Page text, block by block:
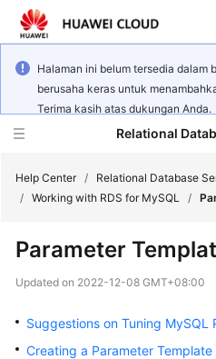
Halaman ini belum tersedia dalam
berusaha keras untuk
Terima kasih atas dukungan Anda.
Relational
Service
Billing
Help Center / Relational Database
/ Working with RDS for MySQL /
Parameter
Updated on 2022-12-08 GMT+08:00
Suggestions on Tuning MySQL
Creating a Parameter Template